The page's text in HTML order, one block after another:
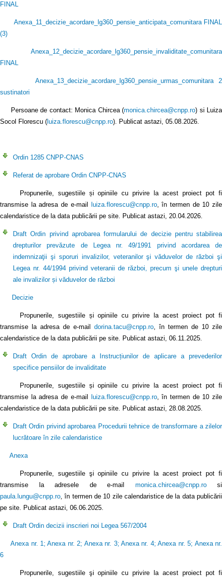
FINAL
Anexa_11_decizie_acordare_lg360_pensie_anticipata_comunitara FINAL
(3)
Anexa_12_decizie_acordare_lg360_pensie_invaliditate_comunitara
FINAL
Anexa_13_decizie_acordare_lg360_pensie_urmas_comunitara 2
sustinatori
Persoane de contact: Monica Chircea (monica.chircea@cnpp.ro) si Luiza
Socol Florescu ( luiza.florescu@cnpp.ro). Publicat astazi, 05.08.2026.
Ordin 1285 CNPP-CNAS
Referat de aprobare Ordin CNPP-CNAS
Propunerile, sugestiile și opiniile cu privire la acest proiect pot fi
transmise la adresa de e-mail
luiza.florescu@cnpp.ro, în termen de 10 zile
calendaristice de la data publicării pe site. Publicat astazi, 20.04.2026.
Draft Ordin privind aprobarea formularului de decizie pentru stabilirea
drepturilor prevăzute de Legea nr. 49/1991 privind acordarea de
indemnizaţii şi sporuri invalizilor, veteranilor şi văduvelor de război şi
Legea nr. 44/1994 privind veteranii de război, precum şi unele drepturi
ale invalizilor și văduvelor de război
Decizie
Propunerile, sugestiile și opiniile cu privire la acest proiect pot fi
transmise la adresa de e-mail dorina.tacu@cnpp.ro , în termen de 10 zile
calendaristice de la data publicării pe site. Publicat astazi, 06.11.2025.
Draft Ordin de aprobare a Instrucțiunilor de aplicare a prevederilor
specifice pensiilor de invaliditate
Propunerile, sugestiile și opiniile cu privire la acest proiect pot fi
transmise la adresa de e-mail
luiza.florescu@cnpp.ro, în termen de 10 zile
calendaristice de la data publicării pe site. Publicat astazi, 28.08.2025.
Draft Ordin privind aprobarea Procedurii tehnice de transformare a zilelor
lucrătoare în zile calendaristice
Anexa
Propunerile, sugestiile şi opiniile cu privire la acest proiect pot fi
transmise la adresele de e-mail monica.chircea@cnpp.rosi
paula.lungu@cnpp.ro , în termen de 10 zile calendaristice de la data publicării
pe site. Publicat astazi, 06.06.2025.
Draft Ordin decizii inscrieri noi Legea 567/2004
Anexa nr. 1 ;Anexa nr. 2; Anexa nr. 3;Anexa nr. 4;Anexa nr. 5; Anexa nr.
6
Propunerile, sugestiile şi opiniile cu privire la acest proiect pot fi